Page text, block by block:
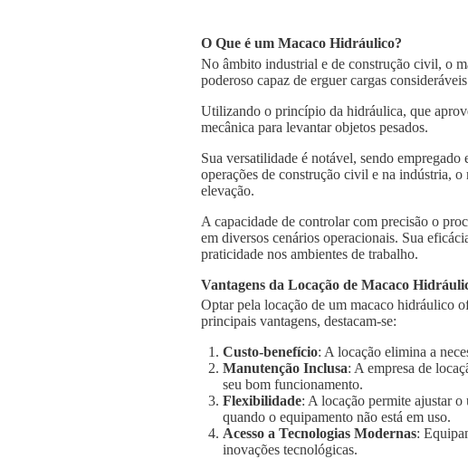
O Que é um Macaco Hidráulico?
No âmbito industrial e de construção civil, o
poderoso capaz de erguer cargas
Utilizando o princípio da hidráulica, que
mecânica para levantar objetos pesados.
Sua versatilidade é notável, sendo
operações de construção civil e na indústria,
elevação.
A capacidade de controlar com precisão o
em diversos cenários operacionais. Sua
praticidade nos ambientes de trabalho.
Vantagens da Locação de Macaco
Optar pela locação de um macaco hidráulico
principais vantagens, destacam-se:
Custo-benefício: A locação elimina a
Manutenção Inclusa: A empresa de
seu bom funcionamento.
Flexibilidade: A locação permite ajustar o
quando o equipamento não está em uso.
Acesso a Tecnologias Modernas:
inovações tecnológicas.